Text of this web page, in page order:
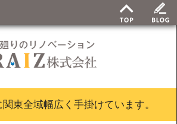
東全域幅広く手掛けています。